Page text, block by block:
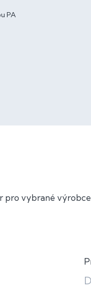
PA
pro vybrané výrobce